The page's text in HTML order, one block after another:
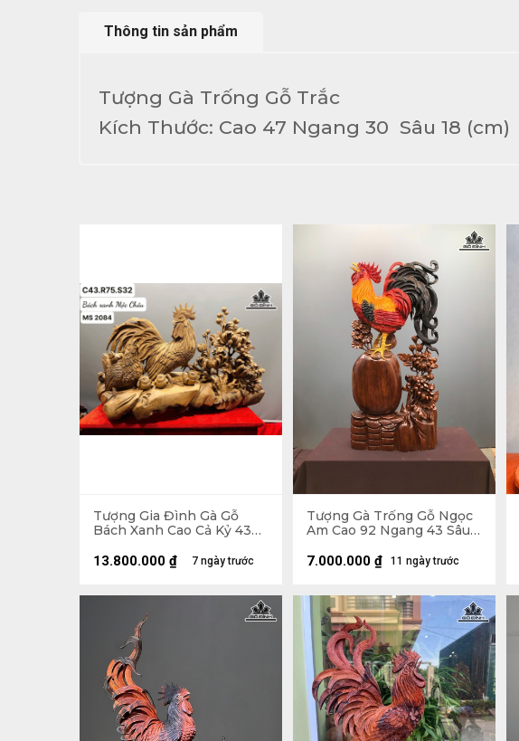
Thông tin sản phẩm
Tượng Gà Trống Gỗ Trắc
Kích Thước: Cao 47 Ngang 30 Sâu 18 (cm)
Tượng Gia Đình Gà Gỗ
Bách Xanh Cao Cả Kỷ 43
Cao 15
7 ngày trước
13.800.000 ₫
Tượng Gà Trống Gỗ Ngọc
Am Cao 92 Ngang 43 Sâu
11 ngày trước
7.000.000 ₫